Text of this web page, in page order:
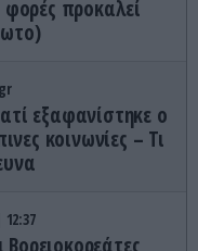
προκαλεί
εξαφανίστηκε ο
κοινωνίες – Τι
12:37